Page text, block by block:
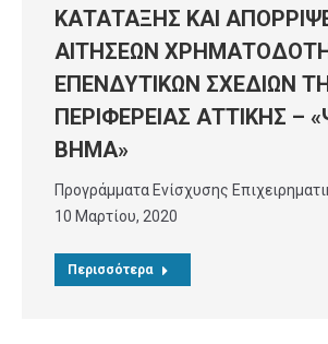
ΚΑΤΑΤΑΞΗΣ ΚΑΙ
ΑΙΤΗΣΕΩΝ
ΕΠΕΝΔΥΤΙΚΩΝ ΣΧΕΔΙΩΝ
ΠΕΡΙΦΕΡΕΙΑΣ ΑΤΤΙΚΗΣ –
ΒΗΜΑ»
Προγράμματα Ενίσχυσης
10 Μαρτίου, 2020
Περισσότερα